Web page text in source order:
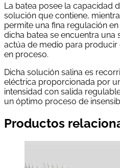
La batea posee la capacidad
solución que contiene,
permite una fina regulación
dicha batea se encuentra una
actúa de medio para producir
en proceso.
Dicha solución salina es
eléctrica proporcionada por
intensidad con salida
un óptimo proceso de
Productos